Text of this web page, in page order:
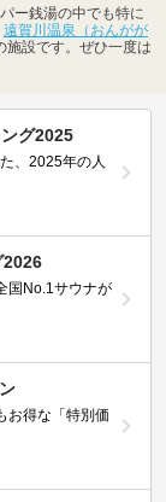
ー銭湯の中でも特に
遠賀川温泉（おんがが
施設です。ぜひ一度は
グ2025
、2025年の人
2026
国No.1サウナが
お得な「特別価